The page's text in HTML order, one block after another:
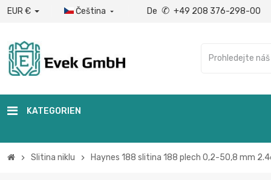
EUR € Čeština  De ✆ +49 208 376-298-00
KATEGORIEN
chevron_right Slitina niklu chevron_right Haynes 188 slitina 188 plech 0,2-50,8 mm